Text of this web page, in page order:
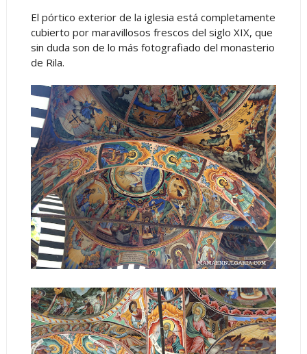
El pórtico exterior de la iglesia está completamente
cubierto por maravillosos frescos del siglo XIX, que
sin duda son de lo más fotografiado del monasterio
de Rila.